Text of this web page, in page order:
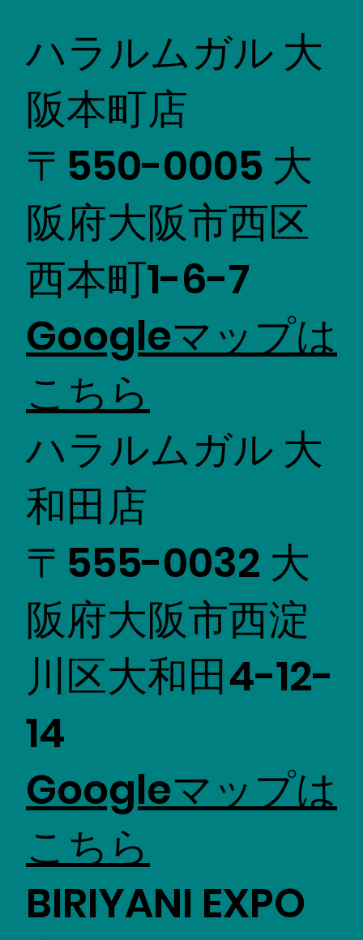
ハラルムガル 大
阪本町店
〒550-0005 大
阪府大阪市西区
西本町1-6-7
Googleマップは
こちら
ハラルムガル 大
和田店
〒555-0032 大
阪府大阪市西淀
川区大和田4-12-
14
Googleマップは
こちら
BIRIYANI EXPO